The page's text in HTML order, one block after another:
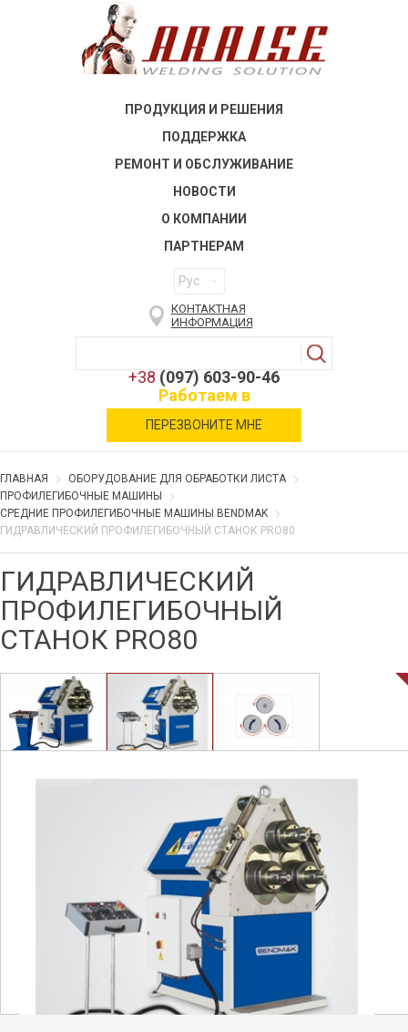
ПРОДУКЦИЯ И РЕШЕНИЯ
ПОДДЕРЖКА
РЕМОНТ И ОБСЛУЖИВАНИЕ
НОВОСТИ
О КОМПАНИИ
ПАРТНЕРАМ
Рус
КОНТАКТНАЯ
ИНФОРМАЦИЯ
+38 (097) 603-90-46
Работаем в
военное время
ПЕРЕЗВОНИТЕ МНЕ
ГЛАВНАЯ
ОБОРУДОВАНИЕ ДЛЯ ОБРАБОТКИ ЛИСТА
ПРОФИЛЕГИБОЧНЫЕ МАШИНЫ
СРЕДНИЕ ПРОФИЛЕГИБОЧНЫЕ МАШИНЫ BENDMAK
ГИДРАВЛИЧЕСКИЙ ПРОФИЛЕГИБОЧНЫЙ СТАНОК PRO80
ГИДРАВЛИЧЕСКИЙ
ПРОФИЛЕГИБОЧНЫЙ
СТАНОК PRO80